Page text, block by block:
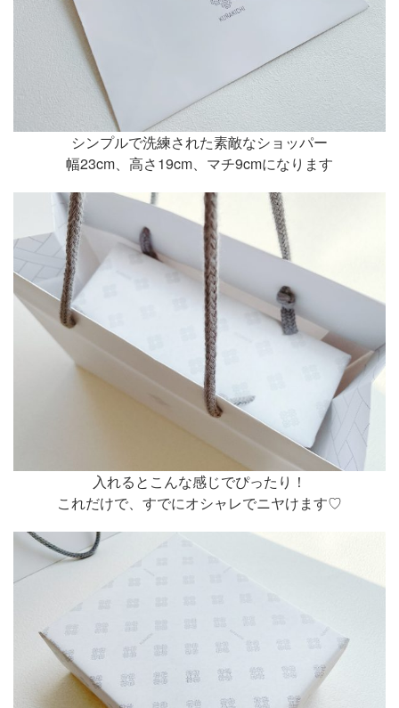
シンプルで洗練された素敵なショッパー
幅23cm、高さ19cm、マチ9cmになります
入れるとこんな感じでぴったり！
これだけで、すでにオシャレでニヤけます♡